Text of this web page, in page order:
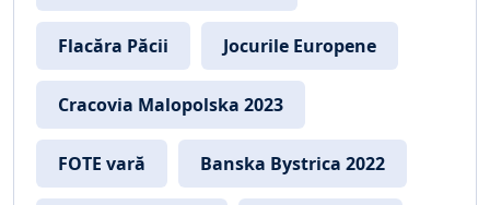
Flacăra Păcii Jocurile Europene
Cracovia Malopolska 2023
FOTE vară Banska Bystrica 2022